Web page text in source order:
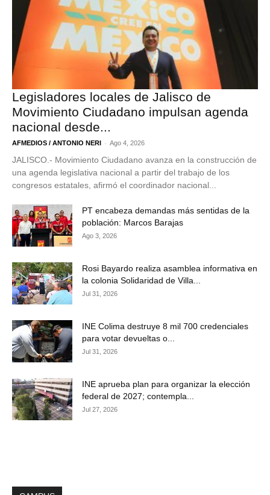
Legisladores locales de Jalisco de
Movimiento Ciudadano impulsan agenda
nacional desde...
AFMEDIOS / ANTONIO NERI - Ago 4, 2026
JALISCO.- Movimiento Ciudadano avanza en la construcción de
una agenda legislativa nacional a partir del trabajo de los
congresos estatales, afirmó el coordinador nacional...
PT encabeza demandas más sentidas de la
población: Marcos Barajas
Ago 3, 2026
Rosi Bayardo realiza asamblea informativa en
la colonia Solidaridad de Villa...
Jul 31, 2026
INE Colima destruye 8 mil 700 credenciales
para votar devueltas o...
Jul 31, 2026
INE aprueba plan para organizar la elección
federal de 2027; contempla...
Jul 27, 2026